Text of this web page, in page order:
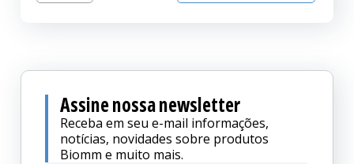
Assine nossa newsletter
Receba em seu e-mail informações,
notícias, novidades sobre produtos
Biomm e muito mais.